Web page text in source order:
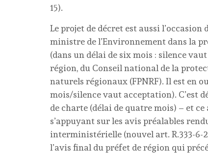
15).
Le projet de décret est aussi
ministre de l’Environnement dans la
(dans un délai de six mois : silence
région, du Conseil national de la
naturels régionaux (FPNRF). Il est en
mois/silence vaut acceptation). C’est
de charte (délai de quatre mois) – et
s’appuyant sur les avis préalables
interministérielle (nouvel art. R.333-6-
l’avis final du préfet de région qui